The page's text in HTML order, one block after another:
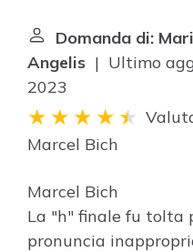
Domanda di:
Angelis | Ultimo
2023
Marcel Bich
Marcel Bich
La "h" finale fu tolta
pronuncia